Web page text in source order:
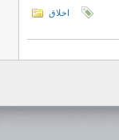
اخلاق